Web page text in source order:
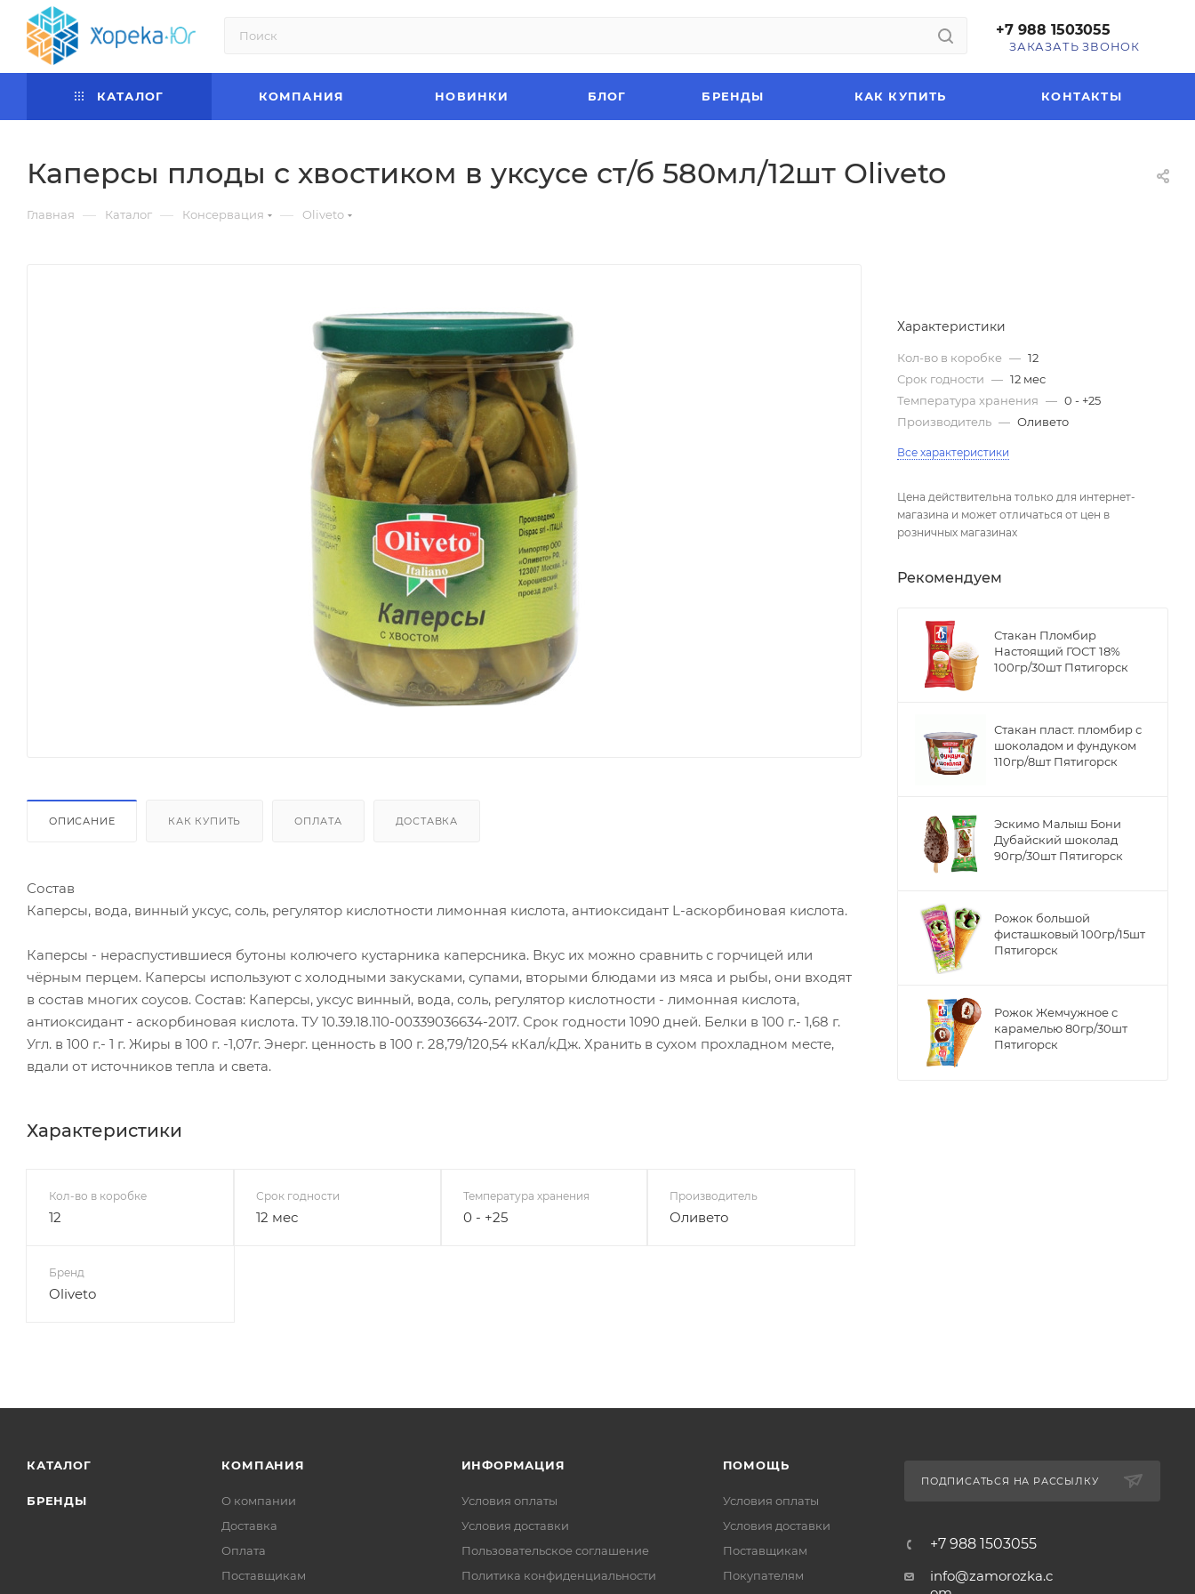
+7 988 1503055
ЗАКАЗАТЬ ЗВОНОК
КАТАЛОГ КОМПАНИЯ НОВИНКИ БЛОГ БРЕНДЫ КАК КУПИТЬ КОНТАКТЫ
Каперсы плоды с хвостиком в уксусе ст/б 580мл/12шт Oliveto
Главная — Каталог — Консервация — Oliveto
ОПИСАНИЕ КАК КУПИТЬ ОПЛАТА ДОСТАВКА
Состав
Каперсы, вода, винный уксус, соль, регулятор кислотности лимонная кислота, антиоксидант L-аскорбиновая кислота.
Каперсы - нераспустившиеся бутоны колючего кустарника каперсника. Вкус их можно сравнить с горчицей или
чёрным перцем. Каперсы используют с холодными закусками, супами, вторыми блюдами из мяса и рыбы, они входят
в состав многих соусов. Состав: Каперсы, уксус винный, вода, соль, регулятор кислотности - лимонная кислота,
антиоксидант - аскорбиновая кислота. ТУ 10.39.18.110-00339036634-2017. Срок годности 1090 дней. Белки в 100 г.- 1,68 г.
Угл. в 100 г.- 1 г. Жиры в 100 г. -1,07г. Энерг. ценность в 100 г. 28,79/120,54 кКал/кДж. Хранить в сухом прохладном месте,
вдали от источников тепла и света.
Характеристики
Кол-во в коробке
12
Срок годности
12 мес
Температура хранения
0 - +25
Производитель
Оливето
Бренд
Oliveto
Характеристики
Кол-во в коробке — 12
Срок годности — 12 мес
Температура хранения — 0 - +25
Производитель — Оливето
Все характеристики
Цена действительна только для интернет-
магазина и может отличаться от цен в
розничных магазинах
Рекомендуем
Стакан Пломбир
Настоящий ГОСТ 18%
100гр/30шт Пятигорск
Стакан пласт. пломбир с
шоколадом и фундуком
110гр/8шт Пятигорск
Эскимо Малыш Бони
Дубайский шоколад
90гр/30шт Пятигорск
Рожок большой
фисташковый 100гр/15шт
Пятигорск
Рожок Жемчужное с
карамелью 80гр/30шт
Пятигорск
КАТАЛОГ
БРЕНДЫ
КОМПАНИЯ
О компании
Доставка
Оплата
Поставщикам
ИНФОРМАЦИЯ
Условия оплаты
Условия доставки
Пользовательское соглашение
Политика конфиденциальности
ПОМОЩЬ
Условия оплаты
Условия доставки
Поставщикам
Покупателям
ПОДПИСАТЬСЯ НА РАССЫЛКУ
+7 988 1503055
info@zamorozka.c